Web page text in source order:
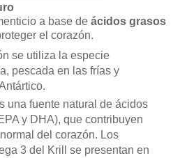
a base de ácidos grasos
el corazón.
se utiliza la especie
pescada en las frías y
una fuente natural de ácidos
y DHA), que contribuyen
del corazón. Los
3 del Krill se presentan en